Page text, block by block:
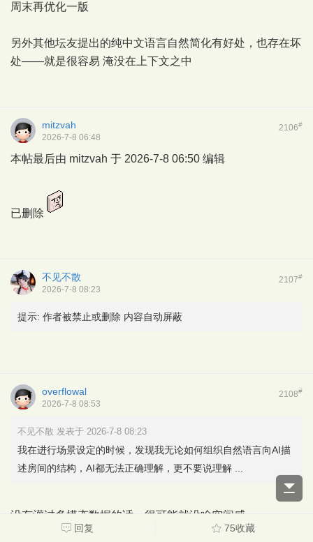
周末再优化一版
另外其他坛友提出的纯中文语言自然简化有好处，也存在坏
处——就是很容易 淹没在上下文之中
2106#
mitzvah
2026-7-8 06:48
本帖最后由 mitzvah 于 2026-7-8 06:50 编辑
已删除
2107#
不见不散
2026-7-8 08:23
提示: 作者被禁止或删除 内容自动屏蔽
2108#
overflowal
2026-7-8 08:53
不见不散 发表于 2026-7-8 08:23
我在进行场景设定的时候，发现我无论如何组织自然语言向AI描
述房间的结构，AI都无法正确理解，更不要说理解 ...
没有灌过多模态数据的话，很可能就没啥空间感
回复 75收藏